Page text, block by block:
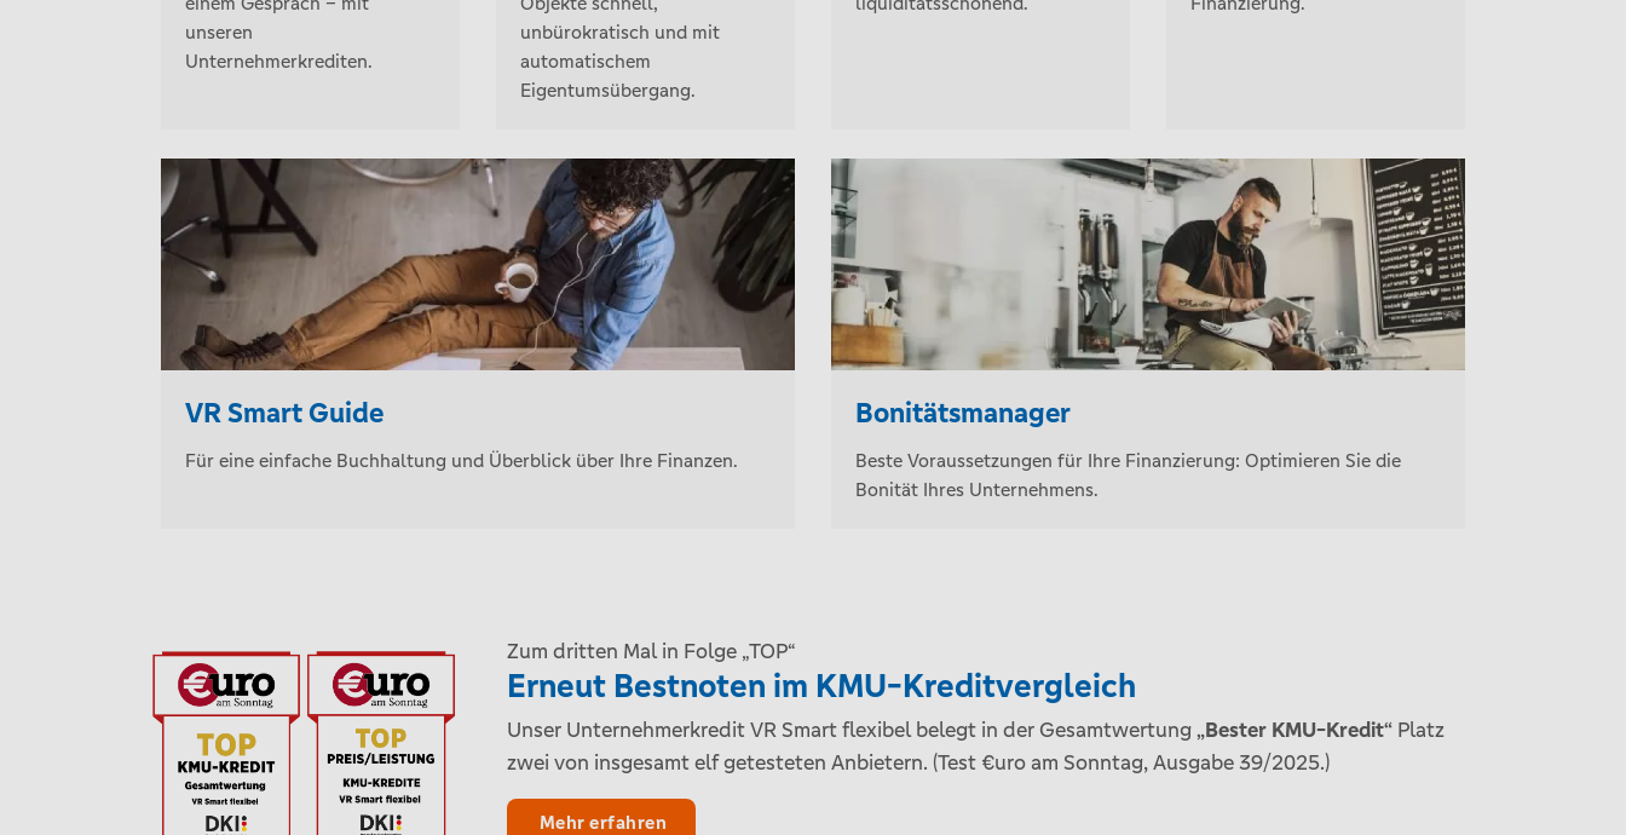
unseren
Unternehmerkrediten.
unbürokratisch und mit
automatischem
Eigentumsübergang.
VR Smart Guide
Für eine einfache Buchhaltung und Überblick über Ihre Finanzen.
Bonitätsmanager
Beste Voraussetzungen für Ihre Finanzierung: Optimieren Sie die
Bonität Ihres Unternehmens.
Zum dritten Mal in Folge „TOP“
Erneut Bestnoten im KMU-Kreditvergleich
Unser Unternehmerkredit VR Smart flexibel belegt in der Gesamtwertung„Bester KMU-Kredit“Platz
zwei von insgesamt elf getesteten Anbietern. (Test €uro am Sonntag, Ausgabe 39/2025.)
Mehr erfahren